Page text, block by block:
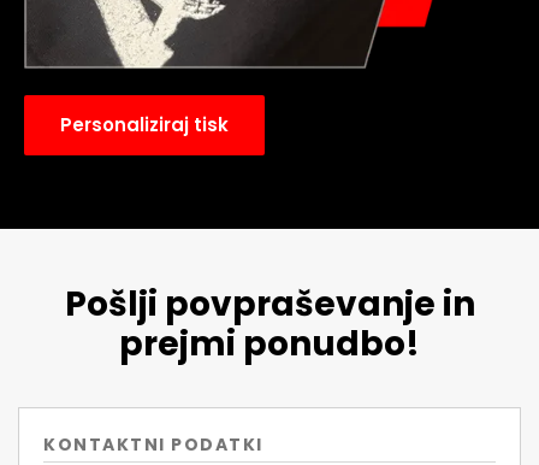
Personaliziraj tisk
Pošlji povpraševanje in
prejmi ponudbo!
KONTAKTNI PODATKI